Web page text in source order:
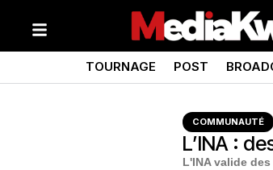
TOURNAGE POST
COMMUNAUTÉ
L’INA :
L'INA valide